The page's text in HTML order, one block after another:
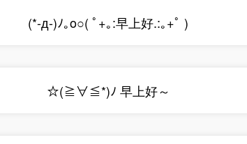
(*-д-)ﾉ｡o○( ﾟ+｡:早上好.:｡+ﾟ )
☆(≧∀≦*)ﾉ 早上好～